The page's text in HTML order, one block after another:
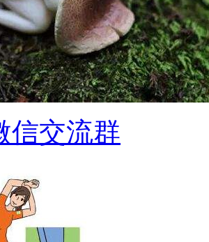
信交流群